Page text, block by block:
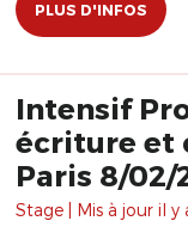
PLUS D'INFOS
Intensif
écriture et
Paris 8/02/
Stage | Mis à jour il y